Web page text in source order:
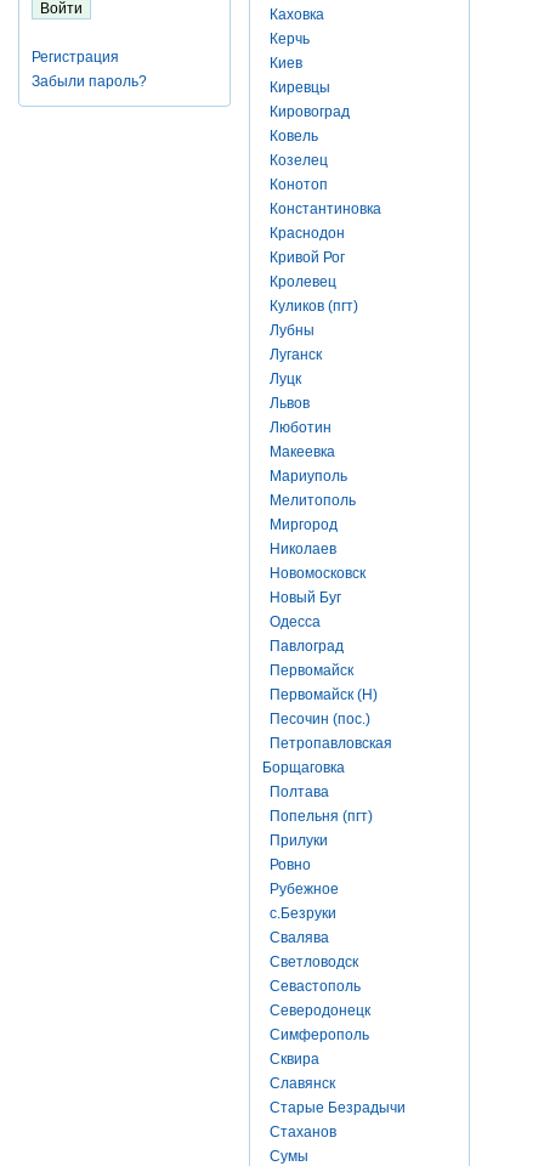
Регистрация
Забыли пароль?
Каховка
Керчь
Киев
Киревцы
Кировоград
Ковель
Козелец
Конотоп
Константиновка
Краснодон
Кривой Рог
Кролевец
Куликов (пгт)
Лубны
Луганск
Луцк
Львов
Люботин
Макеевка
Мариуполь
Мелитополь
Миргород
Николаев
Новомосковск
Новый Буг
Одесса
Павлоград
Первомайск
Первомайск (Н)
Песочин (пос.)
Петропавловская
Борщаговка
Полтава
Попельня (пгт)
Прилуки
Ровно
Рубежное
с.Безруки
Свалява
Светловодск
Севастополь
Северодонецк
Симферополь
Сквира
Славянск
Старые Безрадычи
Стаханов
Сумы